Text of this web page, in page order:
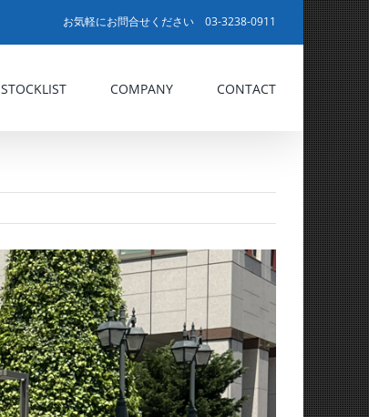
お気軽にお問合せください 03-3238-0911
STOCKLIST COMPANY CONTACT